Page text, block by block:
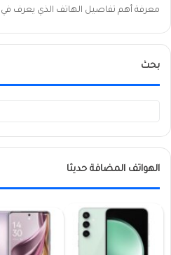
معرفة أهم تفاصيل الهاتف الذي يعرف
بحث
الهواتف المضافة حديثا